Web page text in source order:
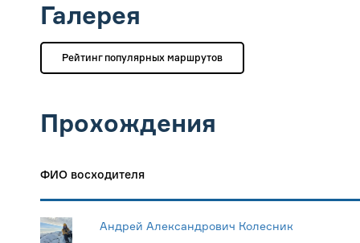
Галерея
Рейтинг популярных маршрутов
Прохождения
ФИО восходителя
Андрей Александрович Колесник